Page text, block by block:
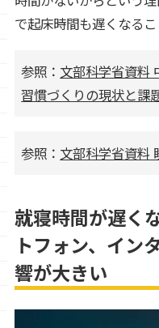
で起床時間も遅くなるこ
参照： 文部科学省資料
習慣づくりの現状と課
参照： 文部科学省資料
就寝時間が遅く
トフォン、イン
響が大きい